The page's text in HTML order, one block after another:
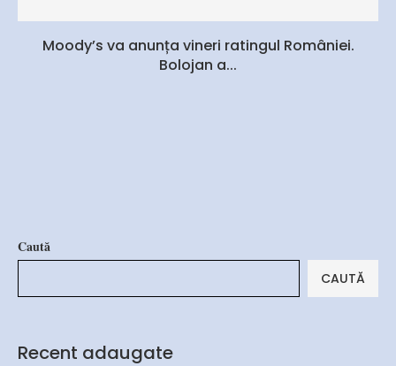
Moody’s va anunța vineri ratingul României.
Bolojan a...
Caută
CAUTĂ
Recent adaugate